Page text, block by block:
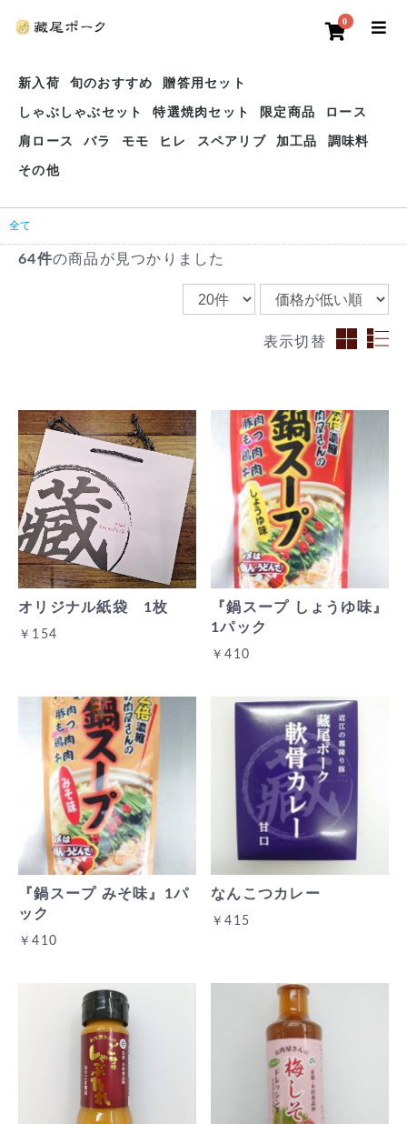
0
新入荷 旬のおすすめ 贈答用セット
しゃぶしゃぶセット 特選焼肉セット 限定商品 ロース
肩ロース バラ モモ ヒレ スペアリブ 加工品 調味料
その他
全て
64件の商品が見つかりました
表示切替
オリジナル紙袋 1枚
￥154
『鍋スープ しょうゆ味』
1パック
￥410
『鍋スープ みそ味』1パ
ック
￥410
なんこつカレー
￥415